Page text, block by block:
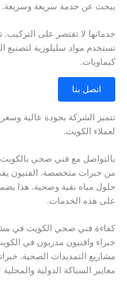
يبحث عن خدمة سريعة وسريعة.
خدماتها لا تقتصر على التركيب.
تستخدم مواد سليلوزية لتصنيع
كيماويات.
اتصل بنا
تتميز الشركة بجودة عالية وسعر
لعملاء الكويت.
بالتواصل مع فني صحي بالكويت
من خبرات متخصصة. الفنيون
حلول مياه نقية وصحية. هذا
على هذه الخدمات.
كفاءة فني صحي الكويت في
خبراء وافنيون مدربون في
معايير السباكة الدولية